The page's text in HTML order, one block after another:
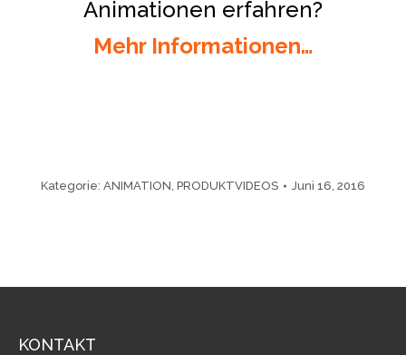
Animationen erfahren?
Mehr Informationen…
Kategorie: ANIMATION, PRODUKTVIDEOS Juni 16, 2016
KONTAKT